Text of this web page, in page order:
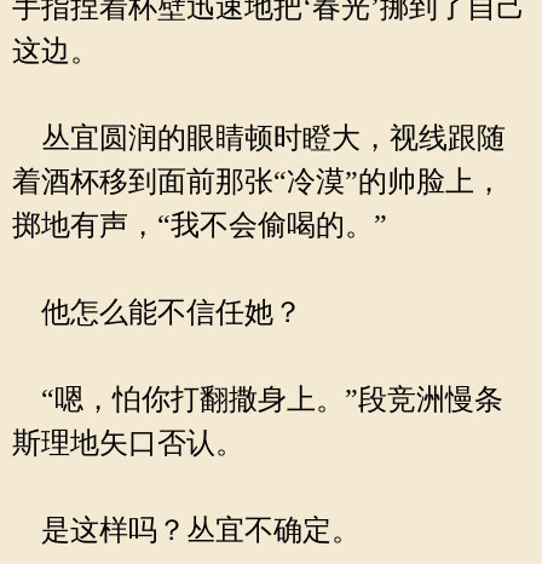
手指捏着杯壁迅速地把‘春光’挪到了自己
这边。
丛宜圆润的眼睛顿时瞪大，视线跟随
着酒杯移到面前那张“冷漠”的帅脸上，
掷地有声，“我不会偷喝的。”
他怎么能不信任她？
“嗯，怕你打翻撒身上。”段竞洲慢条
斯理地矢口否认。
是这样吗？丛宜不确定。